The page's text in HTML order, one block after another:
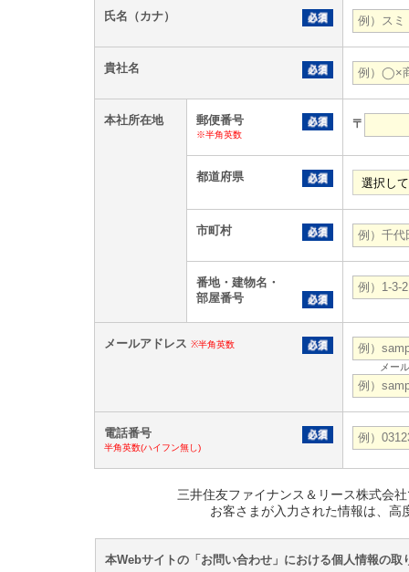
氏名（カナ）
貴社名
本社所在地 郵便番号
※半角英数
〒
都道府県
市町村
番地・建物名・
部屋番号
メールアドレス ※半角英数
メー
電話番号
半角英数(ハイフン無し)
三井住友ファイナンス＆リース株式会
お客さまが入力された情報は、高
本Webサイトの「お問い合わせ」における個人情報の取